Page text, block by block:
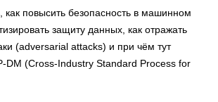
как повысить безопасность в машинном
защиту данных, как отражать
(adversarial attacks) и при чём тут
DM (Cross-Industry Standard Process for